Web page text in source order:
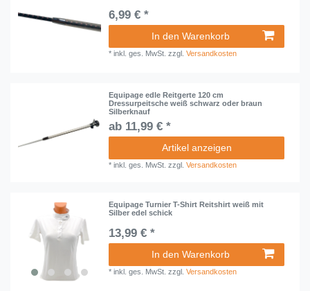
6,99 € *
In den Warenkorb
*inkl. ges. MwSt. zzgl.Versandkosten
Equipage edle Reitgerte 120 cm
Dressurpeitsche weiß schwarz oder braun
Silberknauf
ab 11,99 € *
Artikel anzeigen
*inkl. ges. MwSt. zzgl.Versandkosten
Equipage Turnier T-Shirt Reitshirt weiß mit
Silber edel schick
13,99 € *
In den Warenkorb
*inkl. ges. MwSt. zzgl.Versandkosten